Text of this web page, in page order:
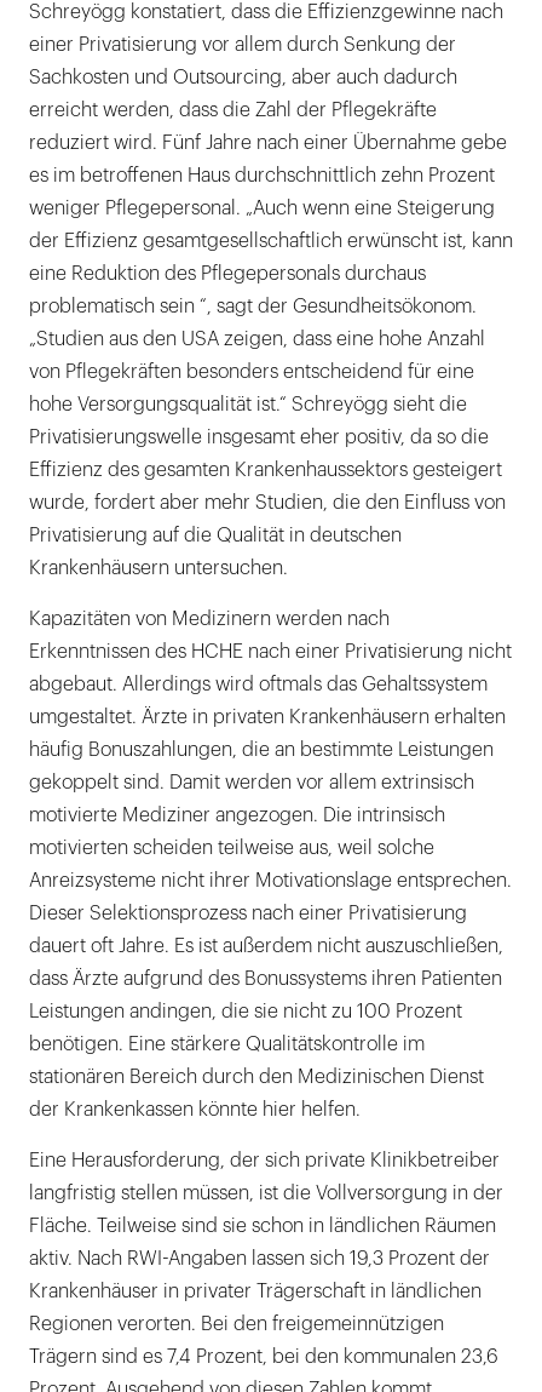
Schreyögg konstatiert, dass die Effizienzgewinne nach
einer Privatisierung vor allem durch Senkung der
Sachkosten und Outsourcing, aber auch dadurch
erreicht werden, dass die Zahl der Pflegekräfte
reduziert wird. Fünf Jahre nach einer Übernahme gebe
es im betroffenen Haus durchschnittlich zehn Prozent
weniger Pflegepersonal. „Auch wenn eine Steigerung
der Effizienz gesamtgesellschaftlich erwünscht ist, kann
eine Reduktion des Pflegepersonals durchaus
problematisch sein “, sagt der Gesundheitsökonom.
„Studien aus den USA zeigen, dass eine hohe Anzahl
von Pflegekräften besonders entscheidend für eine
hohe Versorgungsqualität ist.“ Schreyögg sieht die
Privatisierungswelle insgesamt eher positiv, da so die
Effizienz des gesamten Krankenhaussektors gesteigert
wurde, fordert aber mehr Studien, die den Einfluss von
Privatisierung auf die Qualität in deutschen
Krankenhäusern untersuchen.
Kapazitäten von Medizinern werden nach
Erkenntnissen des HCHE nach einer Privatisierung nicht
abgebaut. Allerdings wird oftmals das Gehaltssystem
umgestaltet. Ärzte in privaten Krankenhäusern erhalten
häufig Bonuszahlungen, die an bestimmte Leistungen
gekoppelt sind. Damit werden vor allem extrinsisch
motivierte Mediziner angezogen. Die intrinsisch
motivierten scheiden teilweise aus, weil solche
Anreizsysteme nicht ihrer Motivationslage entsprechen.
Dieser Selektionsprozess nach einer Privatisierung
dauert oft Jahre. Es ist außerdem nicht auszuschließen,
dass Ärzte aufgrund des Bonussystems ihren Patienten
Leistungen andingen, die sie nicht zu 100 Prozent
benötigen. Eine stärkere Qualitätskontrolle im
stationären Bereich durch den Medizinischen Dienst
der Krankenkassen könnte hier helfen.
Eine Herausforderung, der sich private Klinikbetreiber
langfristig stellen müssen, ist die Vollversorgung in der
Fläche. Teilweise sind sie schon in ländlichen Räumen
aktiv. Nach RWI-Angaben lassen sich 19,3 Prozent der
Krankenhäuser in privater Trägerschaft in ländlichen
Regionen verorten. Bei den freigemeinnützigen
Trägern sind es 7,4 Prozent, bei den kommunalen 23,6